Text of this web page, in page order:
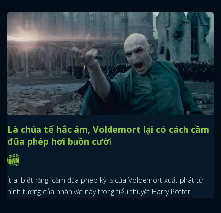
Là chúa tể hắc ám, Voldemort lại có cách cầm
đũa phép hơi buồn cười
Ít ai biết rằng, cầm đũa phép kỳ lạ của Voldemort xuất phát từ
hình tượng của nhân vật này trong tiểu thuyết Harry Potter.